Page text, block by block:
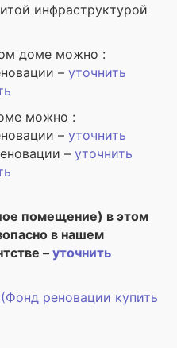
инфраструктурой
доме можно :
– уточнить
можно :
– уточнить
– уточнить
помещение) в этом
в нашем
– уточнить
реновации купить